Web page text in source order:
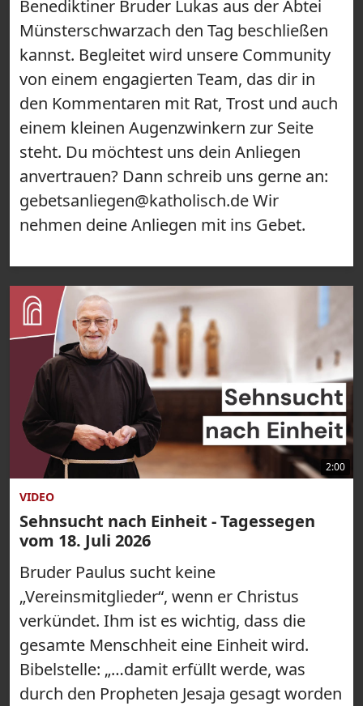
Benediktiner Bruder Lukas aus der Abtei
Münsterschwarzach den Tag beschließen
kannst. Begleitet wird unsere Community
von einem engagierten Team, das dir in
den Kommentaren mit Rat, Trost und auch
einem kleinen Augenzwinkern zur Seite
steht. Du möchtest uns dein Anliegen
anvertrauen? Dann schreib uns gerne an:
gebetsanliegen@katholisch.de Wir
nehmen deine Anliegen mit ins Gebet.
2:00
VIDEO
Sehnsucht nach Einheit - Tagessegen
vom 18. Juli 2026
Bruder Paulus sucht keine
„Vereinsmitglieder“, wenn er Christus
verkündet. Ihm ist es wichtig, dass die
gesamte Menschheit eine Einheit wird.
Bibelstelle: „…damit erfüllt werde, was
durch den Propheten Jesaja gesagt worden